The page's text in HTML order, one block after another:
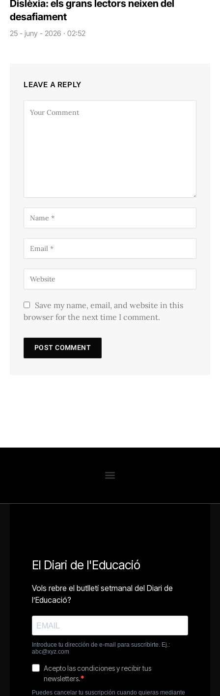
Dislèxia: els grans lectors neixen del
desafiament
25 - juny - 2026 · 02:52
LEAVE A REPLY
Save my name, email, and website in this
browser for the next time I comment.